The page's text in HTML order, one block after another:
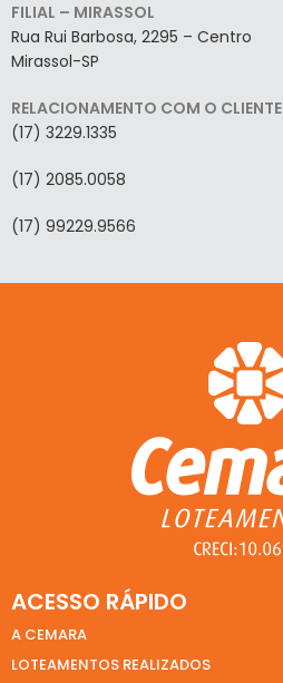
FILIAL – MIRASSOL
Rua Rui Barbosa, 2295 – Centro
Mirassol-SP
RELACIONAMENTO COM O CLIENTE
(17) 3229.1335
(17) 2085.0058
(17) 99229.9566
ACESSO RÁPIDO
A CEMARA
LOTEAMENTOS REALIZADOS